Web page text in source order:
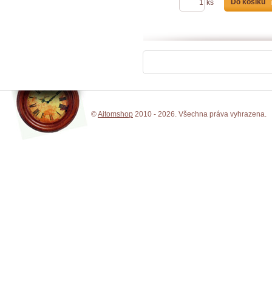
ks Do košíku
© Aitomshop 2010 - 2026. Všechna práva vyhrazena.